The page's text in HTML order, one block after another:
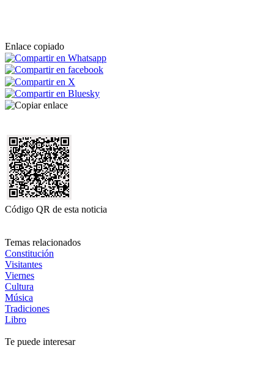
Enlace copiado
Código QR de esta noticia
Temas relacionados
Constitución
Visitantes
Viernes
Cultura
Música
Tradiciones
Libro
Te puede interesar